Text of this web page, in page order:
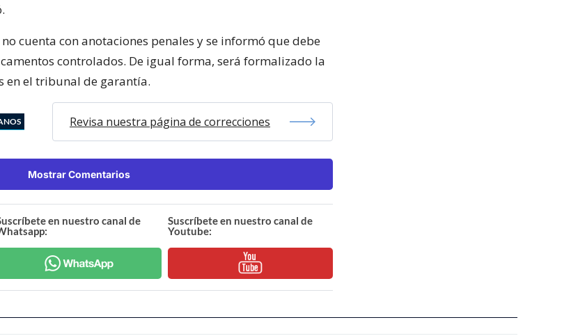
cuenta con anotaciones penales y se informó que debe
controlados. De igual forma, será formalizado la
en el tribunal de garantía.
Revisa nuestra página de correcciones
Mostrar Comentarios
en nuestro canal de
Suscríbete en nuestro canal de
Youtube: